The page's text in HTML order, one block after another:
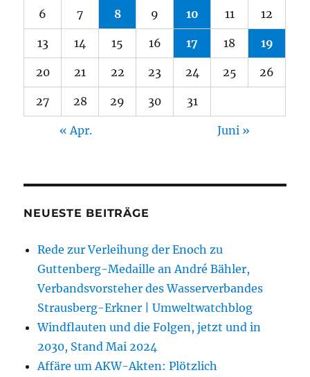
6 7 8 9 10 11 12
13 14 15 16 17 18 19
20 21 22 23 24 25 26
27 28 29 30 31
« Apr. Juni »
NEUESTE BEITRÄGE
Rede zur Verleihung der Enoch zu
Guttenberg-Medaille an André Bähler,
Verbandsvorsteher des Wasserverbandes
Strausberg-Erkner | Umweltwatchblog
Windflauten und die Folgen, jetzt und in
2030, Stand Mai 2024
Affäre um AKW-Akten: Plötzlich